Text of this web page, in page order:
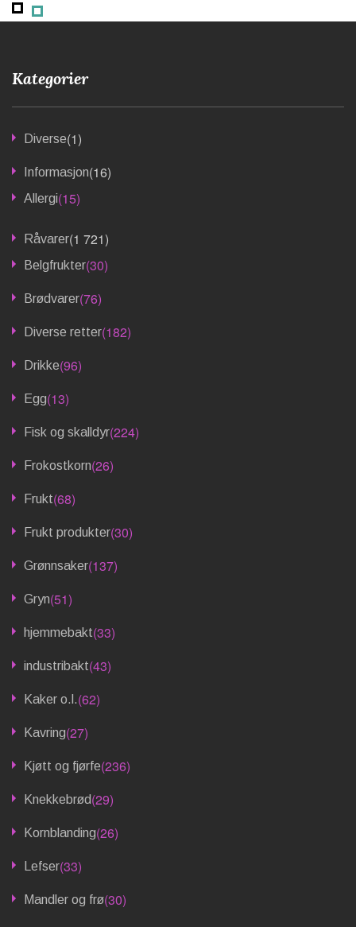
Kategorier
Diverse(1)
Informasjon(16)
Allergi(15)
Råvarer(1 721)
Belgfrukter(30)
Brødvarer(76)
Diverse retter(182)
Drikke(96)
Egg(13)
Fisk og skalldyr(224)
Frokostkorn(26)
Frukt(68)
Frukt produkter(30)
Grønnsaker(137)
Gryn(51)
hjemmebakt(33)
industribakt(43)
Kaker o.l.(62)
Kavring(27)
Kjøtt og fjørfe(236)
Knekkebrød(29)
Kornblanding(26)
Lefser(33)
Mandler og frø(30)